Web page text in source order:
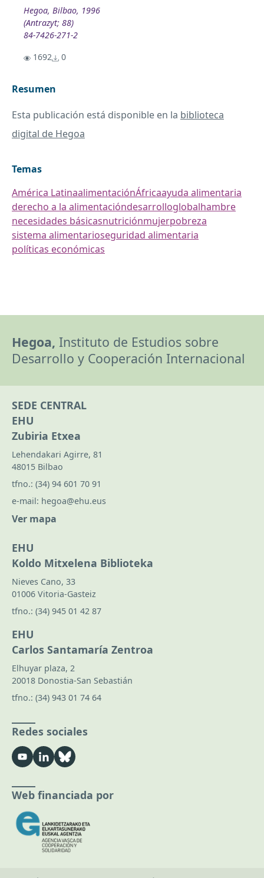
Hegoa, Bilbao, 1996
(Antrazyt; 88)
84-7426-271-2
1692
0
Resumen
Esta publicación está disponible en la biblioteca
digital de Hegoa
Temas
América LatinaalimentaciónÁfricaayuda alimentaria
derecho a la alimentacióndesarrolloglobalhambre
necesidades básicasnutriciónmujerpobreza
sistema alimentarioseguridad alimentaria
políticas económicas
Hegoa, Instituto de Estudios sobre
Desarrollo y Cooperación Internacional
SEDE CENTRAL
EHU
Zubiria Etxea
Lehendakari Agirre, 81
48015 Bilbao
tfno.: (34) 94 601 70 91
e-mail: hegoa@ehu.eus
Ver mapa
EHU
Koldo Mitxelena Biblioteka
Nieves Cano, 33
01006 Vitoria-Gasteiz
tfno.: (34) 945 01 42 87
EHU
Carlos Santamaría Zentroa
Elhuyar plaza, 2
20018 Donostia-San Sebastián
tfno.: (34) 943 01 74 64
Redes sociales
Web financiada por